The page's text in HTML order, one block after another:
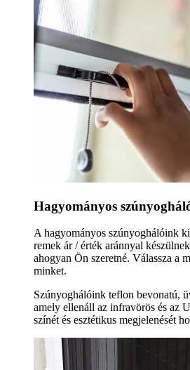
Hagyományos
A hagyományos szúnyoghálóink
remek ár / érték aránnyal
ahogyan Ön szeretné. Válassza a
minket.
Szúnyoghálóink teflon bevonatú,
amely ellenáll az infravörös és az
színét és esztétikus megjelenését